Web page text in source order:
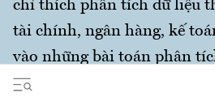
chỉ thích phân tích dữ liệu
tài chính, ngân hàng, kế
vào những bài toán phân
Cũng cần nói thêm, tỷ lệ